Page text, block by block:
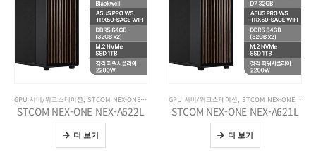
GPU 서버/워크스테이션, STCOM NEX-ONE 워크스테이션 ,기업용 제품,전체 제품보기
STCOM NEX-ONE NEX-A622L
더 보기
GPU 서버/워크스테이션, STCOM NEX-ONE 워크스테이션
STCOM NEX-ONE NEX-A621L
더 보기